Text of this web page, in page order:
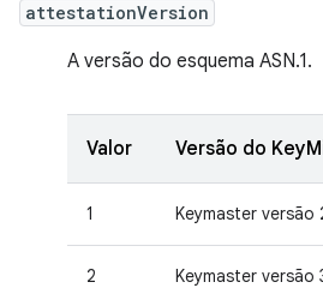
attestationVersion
A versão do esquema ASN.1.
Valor Versão do
1 Keymaster versão
2 Keymaster versão